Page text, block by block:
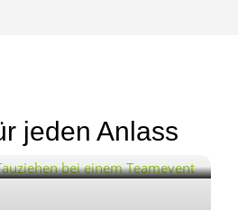
jeden Anlass